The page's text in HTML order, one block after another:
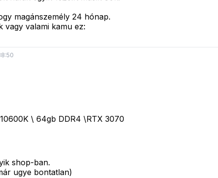
magánszemély 24 hónap.
vagy valami kamu ez:
\ 64gb DDR4 \RTX 3070
shop-ban.
ugye bontatlan)